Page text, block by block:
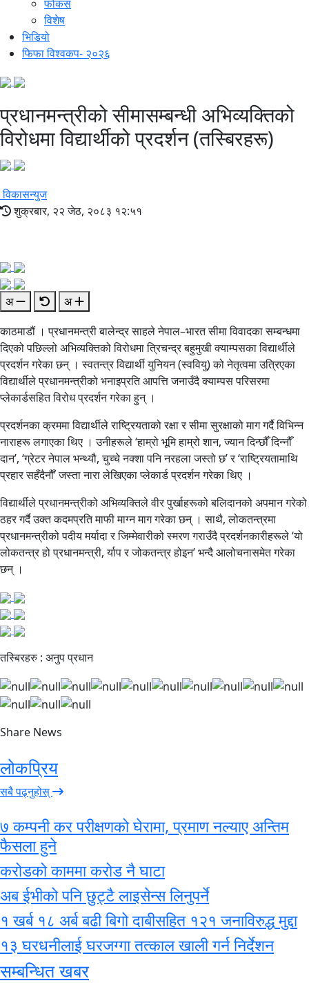
फोकस
विशेष
भिडियो
फिफा विश्वकप- २०२६
प्रधानमन्त्रीको सीमासम्बन्धी अभिव्यक्तिको
विरोधमा विद्यार्थीको प्रदर्शन (तस्बिरहरू)
विकासन्युज
शुक्रबार, २२ जेठ, २०८३ १२:५१
अ
अ
काठमाडौं । प्रधानमन्त्री बालेन्द्र साहले नेपाल–भारत सीमा विवादका सम्बन्धमा
दिएको पछिल्लो अभिव्यक्तिको विरोधमा त्रिचन्द्र बहुमुखी क्याम्पसका विद्यार्थीले
प्रदर्शन गरेका छन् । स्वतन्त्र विद्यार्थी युनियन (स्ववियु) को नेतृत्वमा उत्रिएका
विद्यार्थीले प्रधानमन्त्रीको भनाइप्रति आपत्ति जनाउँदै क्याम्पस परिसरमा
प्लेकार्डसहित विरोध प्रदर्शन गरेका हुन् ।
प्रदर्शनका क्रममा विद्यार्थीले राष्ट्रियताको रक्षा र सीमा सुरक्षाको माग गर्दै विभिन्न
नाराहरू लगाएका थिए । उनीहरूले ‘हाम्रो भूमि हाम्रो शान, ज्यान दिन्छौँ दिन्नौँ
दान’, ‘ग्रेटर नेपाल भन्थ्यौ, चुच्चे नक्शा पनि नरहला जस्तो छ’ र ‘राष्ट्रियतामाथि
प्रहार सहँदैनौँ’ जस्ता नारा लेखिएका प्लेकार्ड प्रदर्शन गरेका थिए ।
विद्यार्थीले प्रधानमन्त्रीको अभिव्यक्तिले वीर पुर्खाहरूको बलिदानको अपमान गरेको
ठहर गर्दै उक्त कदमप्रति माफी माग्न माग गरेका छन् । साथै, लोकतन्त्रमा
प्रधानमन्त्रीको पदीय मर्यादा र जिम्मेवारीको स्मरण गराउँदै प्रदर्शनकारीहरूले ‘यो
लोकतन्त्र हो प्रधानमन्त्री, र्याप र जोकतन्त्र होइन’ भन्दै आलोचनासमेत गरेका
छन् ।
तस्बिरहरु : अनुप प्रधान
Share News
लोकप्रिय
सबै पढ्नुहोस्
७ कम्पनी कर परीक्षणको घेरामा, प्रमाण नल्याए अन्तिम
फैसला हुने
करोडको काममा करोड नै घाटा
अब ईभीको पनि छुट्टै लाइसेन्स लिनुपर्ने
१ खर्ब १८ अर्ब बढी बिगो दाबीसहित १२१ जनाविरुद्ध मुद्दा
१३ घरधनीलाई घरजग्गा तत्काल खाली गर्न निर्देशन
सम्बन्धित खबर